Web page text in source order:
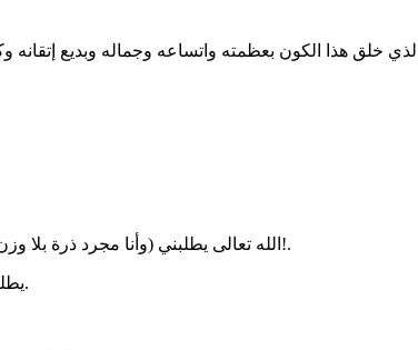
.الله تعالى يطلبني (وأنا مجرد ذرة بلا وزن في كونه العظيم*) لأقف بين يديه؛ وأنا منهمكٌ في سخافات الحياة وزينتها البالية!.
يطلبني لبضع دقائق فقط، وأنا أُعرِض وأُسوّف وأُماطل وأُؤجّل، ثم آتيه متأخراً كعادتي.